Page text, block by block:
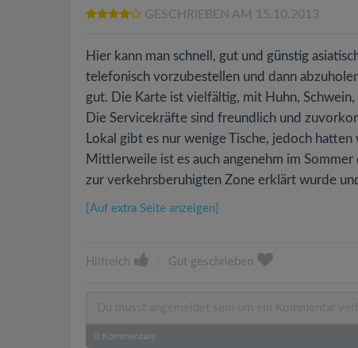
GESCHRIEBEN AM 15.10.2013
Hier kann man schnell, gut und günstig
telefonisch vorzubestellen und dann
gut. Die Karte ist vielfältig, mit Huhn, Schwein,
Die Servicekräfte sind freundlich und
Lokal gibt es nur wenige Tische, jedoch
Mittlerweile ist es auch angenehm im
zur verkehrsberuhigten Zone erklärt wurde
[Auf extra Seite anzeigen]
Hilfreich Gut geschrieben
0 Kommentare